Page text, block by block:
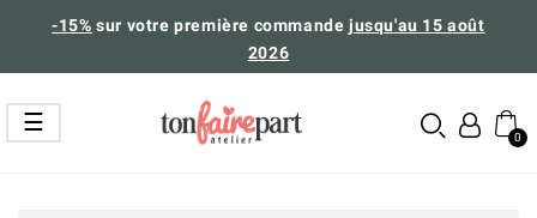
-15% sur votre première commandejusqu'au 15 août
2026
Basculer
la
navigation
☰